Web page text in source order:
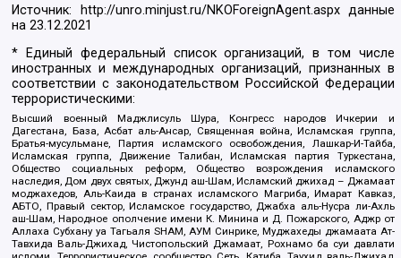
Источник: http://unro.minjust.ru/NKOForeignAgent.aspxданные
на23.12.2021
* Единый федеральный список организаций, в том числе
иностранных и международных организаций, признанных в
соответствии с законодательством Российской Федерации
террористическими:
Высший военный Маджлисуль Шура, Конгресс народов Ичкерии и
Дагестана, База, Асбат аль-Ансар, Священная война, Исламская группа,
Братья-мусульмане, Партия исламского освобождения, Лашкар-И-Тайба,
Исламская группа, Движение Талибан, Исламская партия Туркестана,
Общество социальных реформ, Общество возрождения исламского
наследия, Дом двух святых, Джунд аш-Шам, Исламский джихад – Джамаат
моджахедов, Аль-Каида в странах исламского Магриба, Имарат Кавказ,
АБТО, Правый сектор, Исламское государство, Джабха аль-Нусра ли-Ахль
аш-Шам, Народное ополчение имени К. Минина и Д. Пожарского, Аджр от
Аллаха Субхану уа Тагьаля SHAM, АУМ Синрике, Муджахеды джамаата Ат-
Тавхида Валь-Джихад, Чистопольский Джамаат, Рохнамо ба суи давлати